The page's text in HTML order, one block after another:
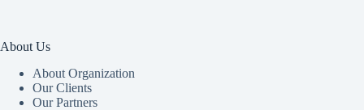
About Us
About Organization
Our Clients
Our Partners